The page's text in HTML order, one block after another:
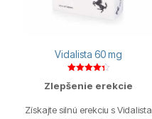
Vidalista 60 mg
4.38
Zlepšenie erekcie
Získajte silnú erekciu s Vidalista